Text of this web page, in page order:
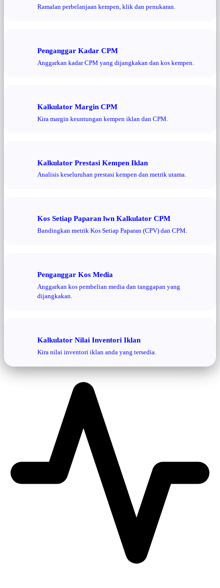
Ramalan perbelanjaan kempen, klik dan penukaran.
Penganggar Kadar CPM
Anggarkan kadar CPM yang dijangkakan dan kos kempen.
Kalkulator Margin CPM
Kira margin keuntungan kempen iklan dan CPM.
Kalkulator Prestasi Kempen Iklan
Analisis keseluruhan prestasi kempen dan metrik utama.
Kos Setiap Paparan lwn Kalkulator CPM
Bandingkan metrik Kos Setiap Paparan (CPV) dan CPM.
Penganggar Kos Media
Anggarkan kos pembelian media dan tanggapan yang
dijangkakan.
Kalkulator Nilai Inventori Iklan
Kira nilai inventori iklan anda yang tersedia.